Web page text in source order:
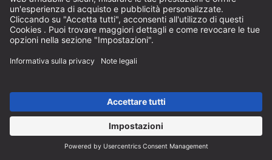
Diventa rivenditore
Note legali
CGV
Impostazioni dei Cookie